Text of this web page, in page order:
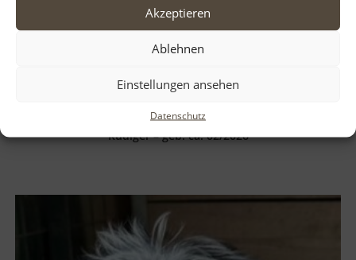
Akzeptieren
Ablehnen
Einstellungen ansehen
Datenschutz
Rüdiger – geb. ca. 02/2026